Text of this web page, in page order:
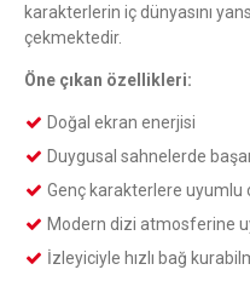
karakterlerin iç dünyasını
çekmektedir.
Öne çıkan özellikleri:
Doğal ekran enerjisi
Duygusal sahnelerde
Genç karakterlere uyumlu
Modern dizi atmosferine
İzleyiciyle hızlı bağ